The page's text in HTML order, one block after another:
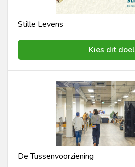
Stille Levens
Kies dit doel
De Tussenvoorziening